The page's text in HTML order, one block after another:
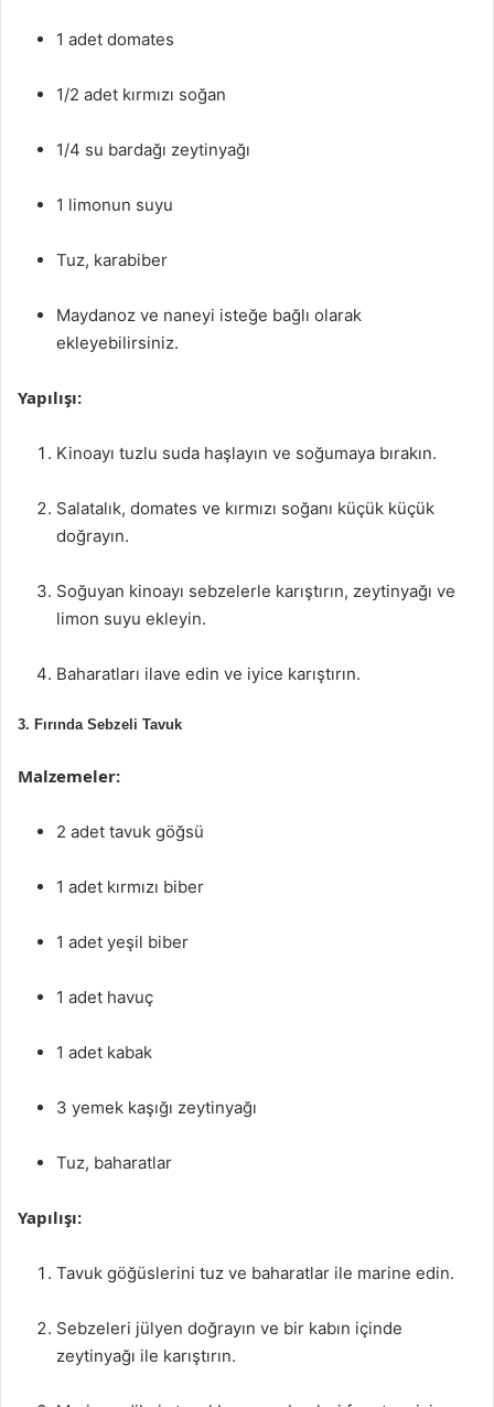
1 adet domates
1/2 adet kırmızı soğan
1/4 su bardağı zeytinyağı
1 limonun suyu
Tuz, karabiber
Maydanoz ve naneyi isteğe bağlı olarak
ekleyebilirsiniz.
Yapılışı:
Kinoayı tuzlu suda haşlayın ve soğumaya bırakın.
Salatalık, domates ve kırmızı soğanı küçük küçük
doğrayın.
Soğuyan kinoayı sebzelerle karıştırın, zeytinyağı ve
limon suyu ekleyin.
Baharatları ilave edin ve iyice karıştırın.
3. Fırında Sebzeli Tavuk
Malzemeler:
2 adet tavuk göğsü
1 adet kırmızı biber
1 adet yeşil biber
1 adet havuç
1 adet kabak
3 yemek kaşığı zeytinyağı
Tuz, baharatlar
Yapılışı:
Tavuk göğüslerini tuz ve baharatlar ile marine edin.
Sebzeleri jülyen doğrayın ve bir kabın içinde
zeytinyağı ile karıştırın.